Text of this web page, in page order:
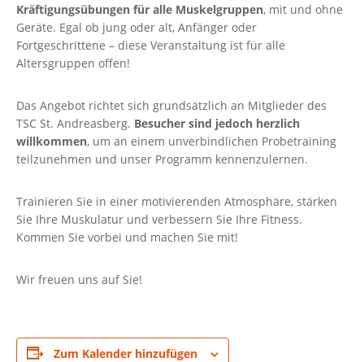
Kräftigungsübungen für alle Muskelgruppen, mit und ohne
Geräte. Egal ob jung oder alt, Anfänger oder
Fortgeschrittene – diese Veranstaltung ist für alle
Altersgruppen offen!
Das Angebot richtet sich grundsätzlich an Mitglieder des
TSC St. Andreasberg. Besucher sind jedoch herzlich
willkommen, um an einem unverbindlichen Probetraining
teilzunehmen und unser Programm kennenzulernen.
Trainieren Sie in einer motivierenden Atmosphäre, stärken
Sie Ihre Muskulatur und verbessern Sie Ihre Fitness.
Kommen Sie vorbei und machen Sie mit!
Wir freuen uns auf Sie!
Zum Kalender hinzufügen